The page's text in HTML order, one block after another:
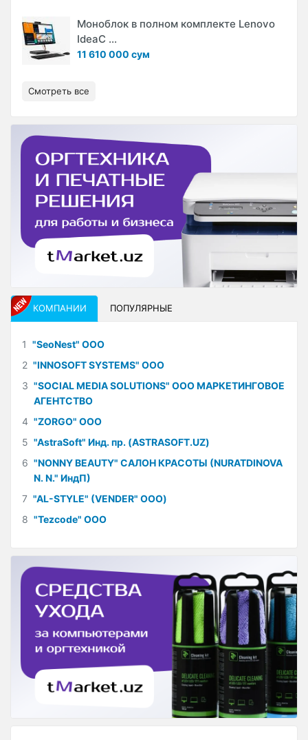
Моноблок в полном комплекте Lenovo
IdeaC ...
11 610 000 сум
Смотреть все
КОМПАНИИ ПОПУЛЯРНЫЕ
1 "SeoNest" ООО
2 "INNOSOFT SYSTEMS" ООО
3 "SOCIAL MEDIA SOLUTIONS" ООО МАРКЕТИНГОВОЕ
АГЕНТСТВО
4 "ZORGO" ООО
5 "AstraSoft" Инд. пр. (ASTRASOFT.UZ)
6 "NONNY BEAUTY" САЛОН КРАСОТЫ (NURATDINOVA
N. N." ИндП)
7 "AL-STYLE" (VENDER" ООО)
8 "Tezcode" ООО